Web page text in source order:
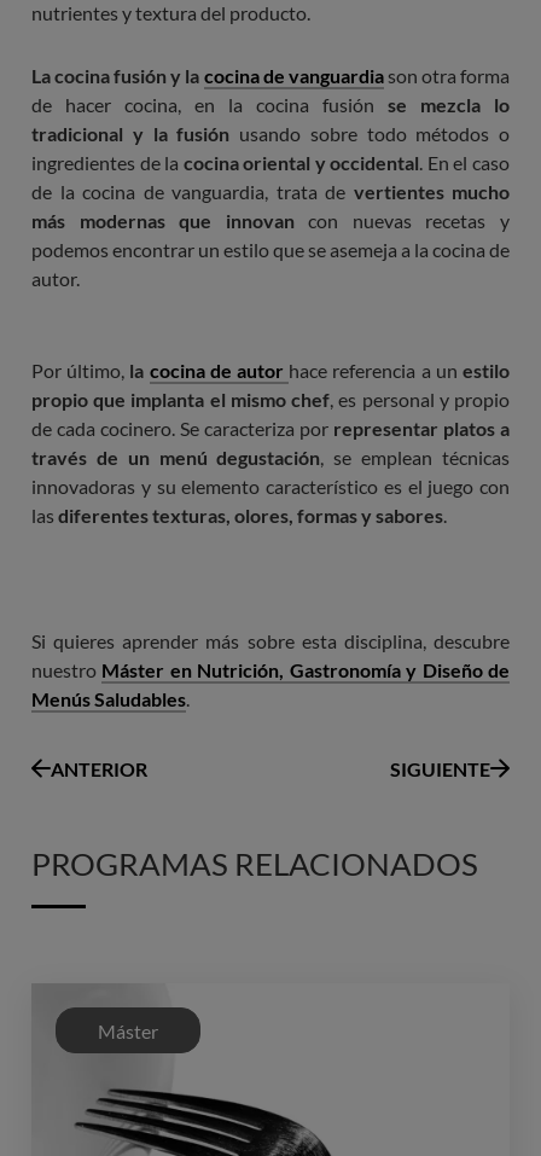
nutrientes y textura del producto.
La cocina fusión y la cocina de vanguardia son otra forma
de hacer cocina, en la cocina fusión se mezcla lo
tradicional y la fusión usando sobre todo métodos o
ingredientes de la cocina oriental y occidental. En el caso
de la cocina de vanguardia, trata de vertientes mucho
más modernas que innovan con nuevas recetas y
podemos encontrar un estilo que se asemeja a la cocina de
autor.
Por último, la cocina de autor hace referencia a unestilo
propio que implanta el mismo chef, es personal y propio
de cada cocinero. Se caracteriza por representar platos a
través de un menú degustación, se emplean técnicas
innovadoras y su elemento característico es el juego con
las diferentes texturas, olores, formas y sabores.
Si quieres aprender más sobre esta disciplina, descubre
nuestro Máster en Nutrición, Gastronomía y Diseño de
Menús Saludables.
ANTERIOR SIGUIENTE
PROGRAMAS RELACIONADOS
Máster